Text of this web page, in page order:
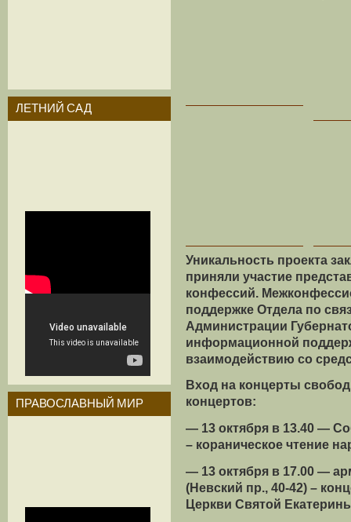
Уникальность проекта
приняли участие
конфессий.
поддержке Отдела по
Администрации
информационной
взаимодействию со
Вход на концерты
концертов:
— 13 октября в 13.40 —
– кораническое чтение
— 13 октября в 17.00 —
(Невский пр., 40-42) –
Церкви Святой
ЛЕТНИЙ САД
ПРАВОСЛАВНЫЙ МИР